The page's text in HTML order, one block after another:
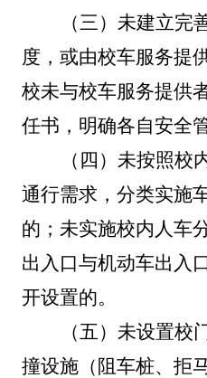
（三） 未建立完
度，或由校车服务提
校未与校车服务提供
任书，明确各自安全
（四） 未按照校
通行需求，分类实施
的；未实施校内人车
出入口与机动车出入
开设置的。
（五）未设置校
撞设施（阻车桩、拒